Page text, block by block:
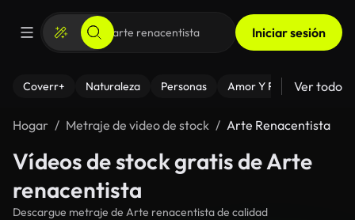
Iniciar sesión
Coverr+ Naturaleza Personas Amor Y Relaciones
Ver todo
Hogar Metraje de video de stock Arte Renacentista
Vídeos de stock gratis de Arte
renacentista
Descargue metraje de Arte renacentista de calidad